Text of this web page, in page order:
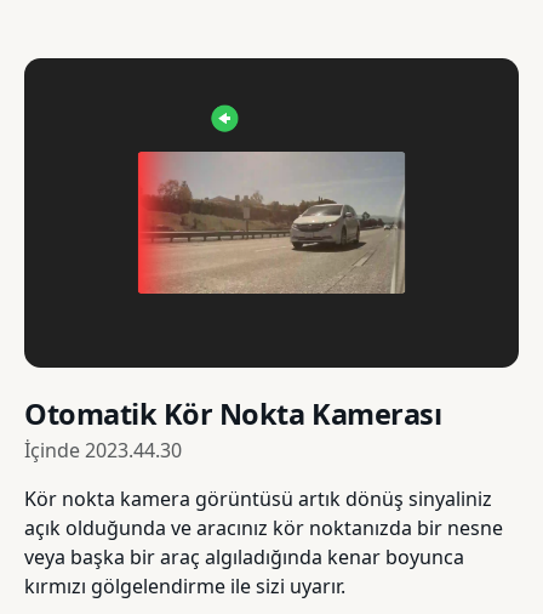
Otomatik Kör Nokta Kamerası
İçinde2023.44.30
Kör nokta kamera görüntüsü artık dönüş sinyaliniz
açık olduğunda ve aracınız kör noktanızda bir nesne
veya başka bir araç algıladığında kenar boyunca
kırmızı gölgelendirme ile sizi uyarır.